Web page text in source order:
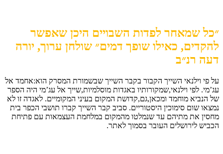
״כל שמאחר לפדות השבויים היכן שאפשר
להקדים, כאילו שופך דמים״ שולחן ערוך, יורה
דעה רנ״ב
על פי וילנאי השייך הקבור בקבר השייך שבשמורת המסרק הוא:אחמד אל
עג’מי. לפי וילנאי,שמקורותיו באגדות מוסלמיות,שייך אל עג’מי היה הספר
של הנביא מוחמד ומכאן,גם,קדושת המקום בעיני המקומיים. לאגדה זו לא
נמצאו שום סימוכין היסטוריים. סביב קבר השייך קברו תושבי הכפר בית
מחסין את מתיהם עד שנמלטו מהמקום במלחמת העצמאות עם פתיחת
הכביש לירושלים העובר בסמוך לאתר.